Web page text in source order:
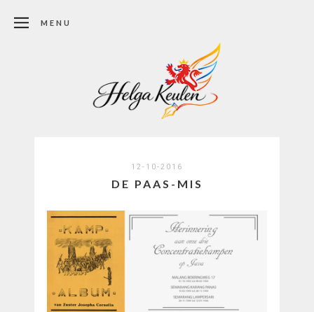
MENU
12-10-2016
DE PAAS-MIS